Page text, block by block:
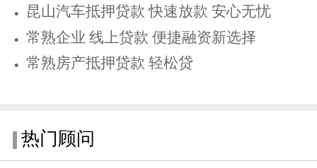
昆山汽车抵押贷款 快速放款 安心无忧
常熟企业 线上贷款 便捷融资新选择
常熟房产抵押贷款 轻松贷
热门顾问